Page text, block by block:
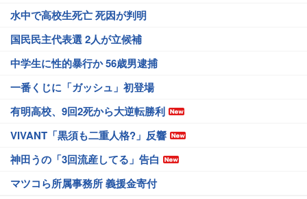
水中で高校生死亡 死因が判明
国民民主代表選 2人が立候補
中学生に性的暴行か 56歳男逮捕
一番くじに「ガッシュ」初登場
有明高校、9回2死から大逆転勝利
VIVANT「黒須も二重人格?」反響
神田うの「3回流産してる」告白
マツコら所属事務所 義援金寄付